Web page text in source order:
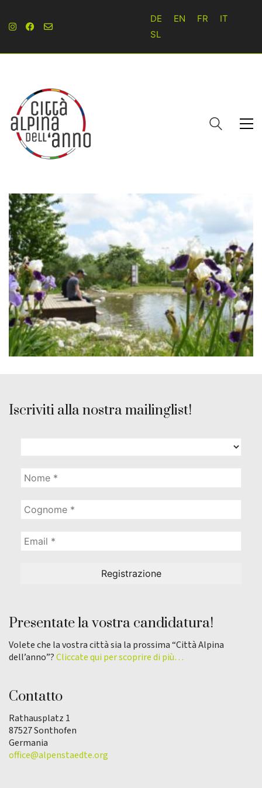
DE EN FR
IT
SL
Iscriviti alla nostra mailinglist!
Presentate la vostra candidatura!
Volete che la vostra città sia la prossima “Città Alpina
dell’anno”?Cliccate qui per scoprire di più…
Contatto
Rathausplatz 1
87527 Sonthofen
Germania
office@alpenstaedte.org